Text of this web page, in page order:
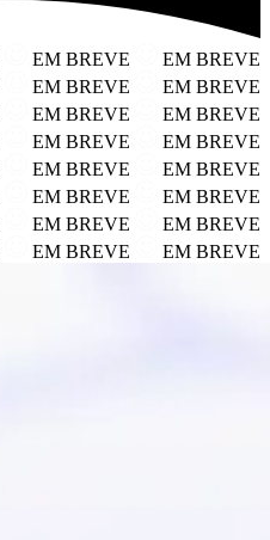
EM BREVE
EM BREVE
EM BREVE
EM BREVE
EM BREVE
EM BREVE
EM BREVE
EM BREVE
EM BREVE
EM BREVE
EM BREVE
EM BREVE
EM BREVE
EM BREVE
EM BREVE EM BREVE